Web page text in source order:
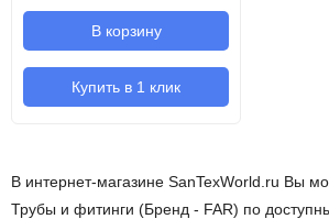
В корзину
Купить в 1 клик
В интернет-магазине SanTexWorld.ru Вы
Трубы и фитинги (Бренд - FAR) по